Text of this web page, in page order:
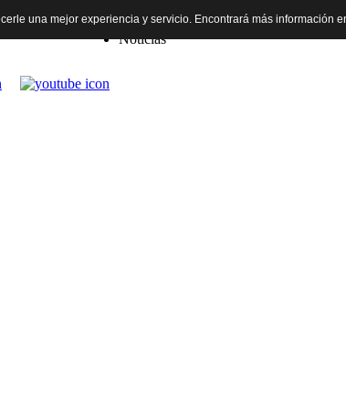
Inicio
Noticias
una mejor experiencia y servicio. Encontrará más información